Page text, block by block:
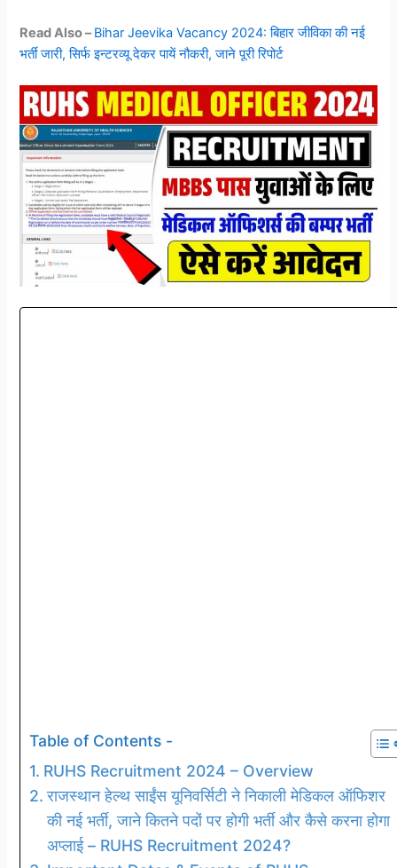
Read Also –Bihar Jeevika Vacancy 2024: बिहार जीविका की नई
भर्ती जारी, सिर्फ इन्टरव्यू देकर पायें नौकरी, जाने पूरी रिपोर्ट
Table of Contents -
RUHS Recruitment 2024 – Overview
राजस्थान हेल्थ साईंस यूनिवर्सिटी ने निकाली मेडिकल ऑफिशर
की नई भर्ती, जाने कितने पदों पर होगी भर्ती और कैसे करना होगा
अप्लाई – RUHS Recruitment 2024?